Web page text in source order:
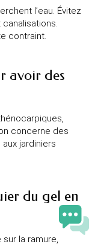
l’eau. Évitez
contraint.
avoir des
concerne des
jardiniers
du gel en
la ramure,